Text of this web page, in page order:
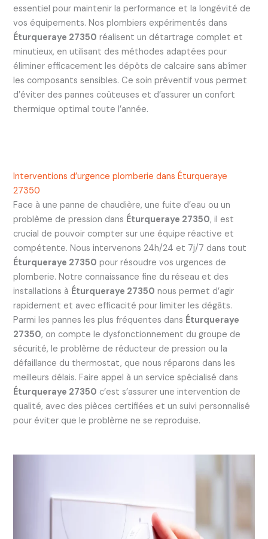
essentiel pour maintenir la performance et la longévité de
vos équipements. Nos plombiers expérimentés dans
Éturqueraye 27350 réalisent un détartrage complet et
minutieux, en utilisant des méthodes adaptées pour
éliminer efficacement les dépôts de calcaire sans abîmer
les composants sensibles. Ce soin préventif vous permet
d’éviter des pannes coûteuses et d’assurer un confort
thermique optimal toute l’année.
Interventions d’urgence plomberie dans Éturqueraye
27350
Face à une panne de chaudière, une fuite d’eau ou un
problème de pression dans Éturqueraye 27350, il est
crucial de pouvoir compter sur une équipe réactive et
compétente. Nous intervenons 24h/24 et 7j/7 dans tout
Éturqueraye 27350 pour résoudre vos urgences de
plomberie. Notre connaissance fine du réseau et des
installations à Éturqueraye 27350 nous permet d’agir
rapidement et avec efficacité pour limiter les dégâts.
Parmi les pannes les plus fréquentes dans Éturqueraye
27350, on compte le dysfonctionnement du groupe de
sécurité, le problème de réducteur de pression ou la
défaillance du thermostat, que nous réparons dans les
meilleurs délais. Faire appel à un service spécialisé dans
Éturqueraye 27350 c’est s’assurer une intervention de
qualité, avec des pièces certifiées et un suivi personnalisé
pour éviter que le problème ne se reproduise.